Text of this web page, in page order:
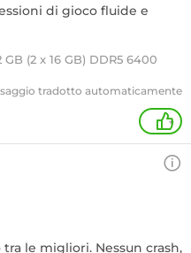
di gioco fluide e
(2 x 16 GB) DDR5 6400
tradotto automaticamente
+
tra le migliori. Nessun crash,